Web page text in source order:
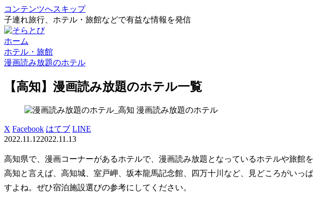
コンテンツへスキップ
子連れ旅行、ホテル・旅館などで有益な情報を発信
ホーム
ホテル・旅館
漫画読み放題のホテル
【高知】漫画読み放題のホテル一覧
漫画読み放題のホテル
X Facebook はてブ LINE
2022.11.122022.11.13
高知県で、漫画コーナーがあるホテルで、漫画読み放題となっているホテルや旅館
高知と言えば、高知城、室戸岬、坂本龍馬記念館、四万十川など、見どころがいっ
すよね。ぜひ宿泊施設選びの参考にしてください。